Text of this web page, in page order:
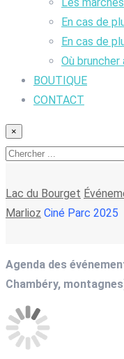
En cas de
En cas de
Où bruncher
BOUTIQUE
CONTACT
×
Lac du Bourget
Marlioz Ciné Parc 2025
Agenda des
Chambéry,